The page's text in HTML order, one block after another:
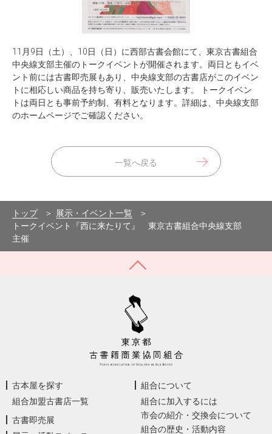
11月9日（土）、10日（日）に西部古書会館にて、東京古書組合
中央線支部主催のトークイベントが開催されます。両日ともイベ
ント前には古書即売展もあり、中央線支部の古書店がこのイベン
トに相応しい商品を持ち寄り、販売いたします。 トークイベン
トは両日とも事前予約制、有料となります。詳細は、中央線支部
のホームページでご確認ください。
一覧へ戻る
トップ
展示・イベント一覧
トークイベント『西に来たりて』 東京古書組合中央線支部
主催
古本屋を探す
組合加盟古書店一覧
古書即売展
組合について
組合に加入するには
市会の紹介・交換会について
組合の歴史・活動内容